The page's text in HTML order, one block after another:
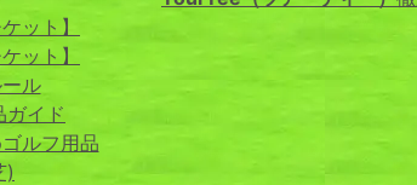
ット】
ット】
ル
ガイド
ルフ用品
)